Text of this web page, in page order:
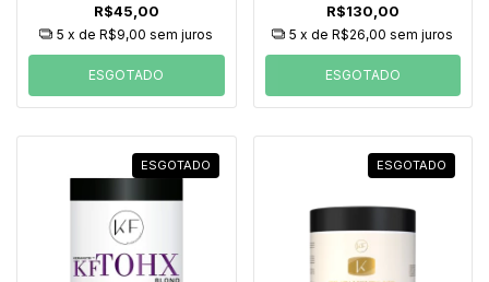
R$45,00
5 x deR$9,00 sem juros
ESGOTADO
R$130,00
5 x deR$26,00 sem juros
ESGOTADO
ESGOTADO ESGOTADO